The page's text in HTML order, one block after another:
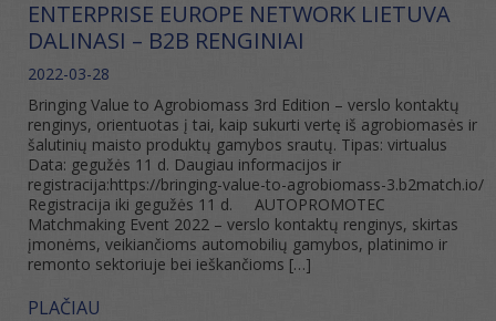
ENTERPRISE EUROPE NETWORK LIETUVA
DALINASI – B2B RENGINIAI
2022-03-28
Bringing Value to Agrobiomass 3rd Edition – verslo kontaktų
renginys, orientuotas į tai, kaip sukurti vertę iš agrobiomasės ir
šalutinių maisto produktų gamybos srautų. Tipas: virtualus
Data: gegužės 11 d. Daugiau informacijos ir
registracija:https://bringing-value-to-agrobiomass-3.b2match.io/
Registracija iki gegužės 11 d. AUTOPROMOTEC
Matchmaking Event 2022 – verslo kontaktų renginys, skirtas
įmonėms, veikiančioms automobilių gamybos, platinimo ir
remonto sektoriuje bei ieškančioms […]
PLAČIAU